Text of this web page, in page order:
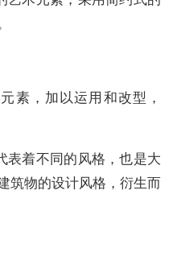
素，加以运用和改型，
表着不同的风格，也是大
筑物的设计风格，衍生而